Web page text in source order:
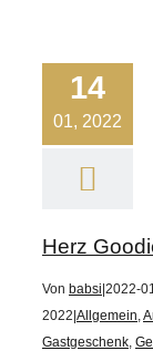
14
01, 2022
Herz
Von babsi 2022-
2022 Allgemein,
Gastgeschenk,